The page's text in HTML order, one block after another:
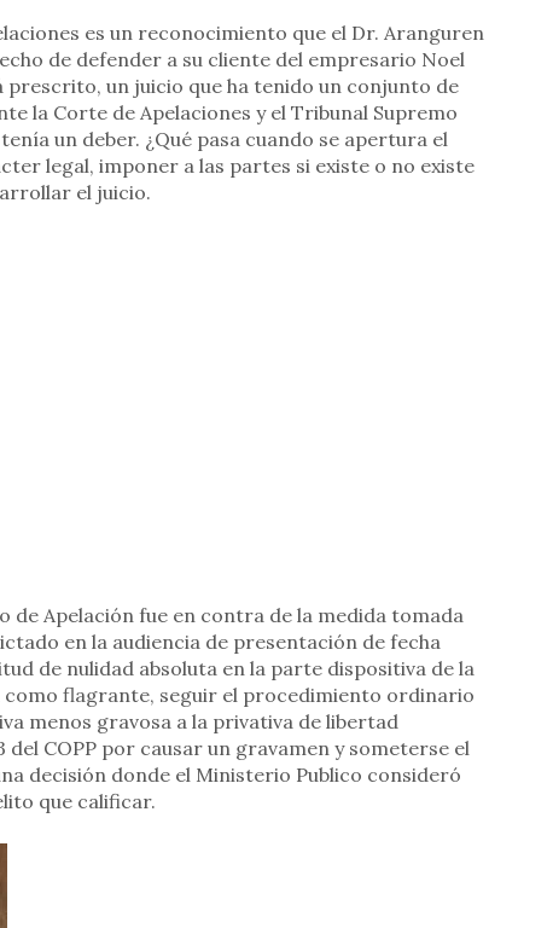
es un reconocimiento que el Dr. Aranguren
de defender a su cliente del empresario Noel
un juicio que ha tenido un conjunto de
la Corte de Apelaciones y el Tribunal Supremo
un deber. ¿Qué pasa cuando se apertura el
legal, imponer a las partes si existe o no existe
el juicio.
de Apelación fue en contra de la medida tomada
en la audiencia de presentación de fecha
de nulidad absoluta en la parte dispositiva de la
como flagrante, seguir el procedimiento ordinario
menos gravosa a la privativa de libertad
COPP por causar un gravamen y someterse el
decisión donde el Ministerio Publico consideró
que calificar.